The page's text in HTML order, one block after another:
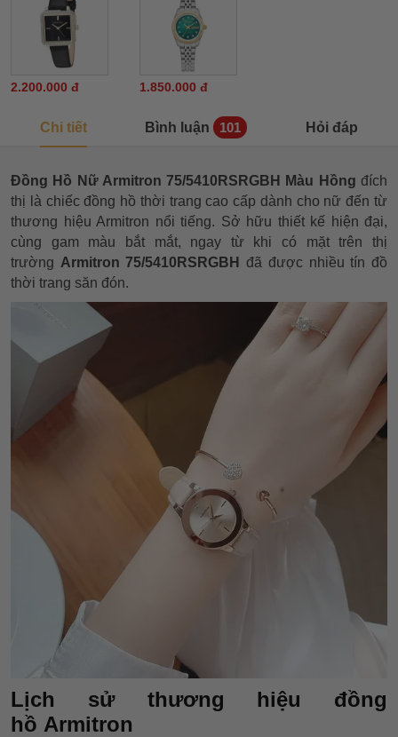
2.200.000 đ 1.850.000 đ
Chi tiết Bình luận 101 Hỏi đáp
Đồng Hồ Nữ Armitron 75/5410RSRGBH Màu Hồng đích
thị là chiếc đồng hồ thời trang cao cấp dành cho nữ đến từ
thương hiệu Armitron nổi tiếng. Sở hữu thiết kế hiện đại,
cùng gam màu bắt mắt, ngay từ khi có mặt trên thị
trường Armitron 75/5410RSRGBH
đã được nhiều tín đồ
thời trang săn đón.
Lịch sử thương hiệu đồng
hồ Armitron